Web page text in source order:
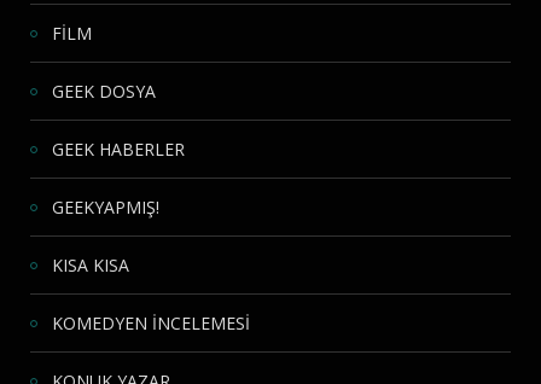
FİLM
GEEK DOSYA
GEEK HABERLER
GEEKYAPMIŞ!
KISA KISA
KOMEDYEN İNCELEMESİ